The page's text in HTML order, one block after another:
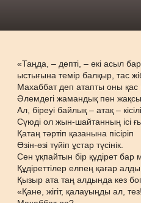
«Таңда, – депті, – екі асыл
ыстығына темір балқыр, тас
Махаббат деп атапты оны қас
Әлемдегі жамандық пен
Ал, біреуі байлық – атақ –
Сүюді ол жын-шайтанның ісі
Қатаң тәртіп қазанына пісіріп
Өзін-өзі түйіп ұстар түсінік.
Сен ұқпайтын бір құдірет бар
Құдіреттілер елпең қағар
Қызыр ата таң алдында кез
«Қане, жігіт, қалауыңды ал,